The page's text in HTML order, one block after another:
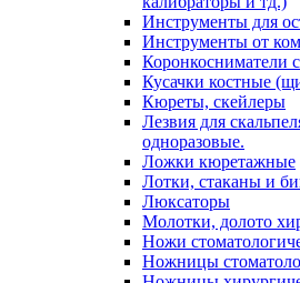
Инструменты для
Инструменты от
Коронкосниматели
Кусачки костные
Кюреты, скейлеры
Лезвия для
одноразовые.
Ложки кюретажные
Лотки, стаканы и
Люксаторы
Молотки, долото
Ножи
Ножницы